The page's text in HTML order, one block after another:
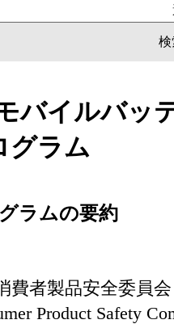
検
バイルバッ
グラム
ラムの要約
費者製品安全委員
Product Safety